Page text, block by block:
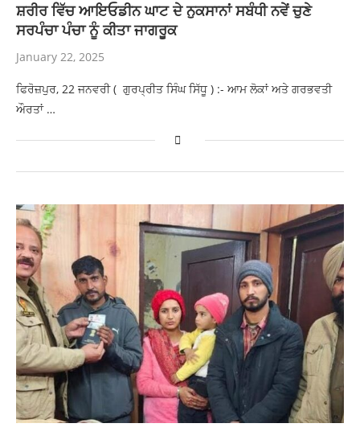
ਸ਼ਰੀਰ ਵਿੱਚ ਆਇਓਡੀਨ ਘਾਟ ਦੇ ਨੁਕਸਾਨਾਂ ਸਬੰਧੀ ਨਵੇਂ ਚੁਣੇ
ਸਰਪੰਚਾ ਪੰਚਾ ਨੂੰ ਕੀਤਾ ਜਾਗਰੂਕ
January 22, 2025
ਫਿਰੋਜ਼ਪੁਰ, 22 ਜਨਵਰੀ ( ਗੁਰਪ੍ਰੀਤ ਸਿੰਘ ਸਿੱਧੂ ) :- ਆਮ ਲੋਕਾਂ ਅਤੇ ਗਰਭਵਤੀ
ਔਰਤਾਂ …